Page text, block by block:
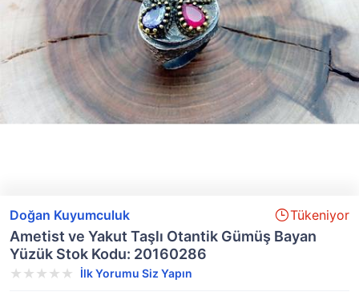
Doğan Kuyumculuk Tükeniyor
Ametist ve Yakut Taşlı Otantik Gümüş Bayan
Yüzük Stok Kodu: 20160286
İlk Yorumu Siz Yapın